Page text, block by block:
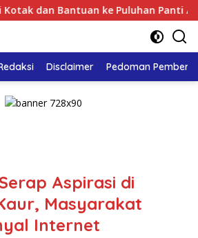
ke Puluhan Panti Asuhan
Disclaimer Pedoman
Aspirasi di
Masyarakat
Internet